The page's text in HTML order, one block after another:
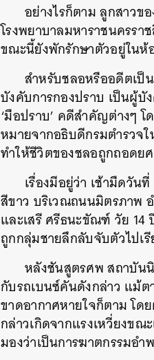
อย่างไรก็ตาม ลูกสาว
โรงพยาบาลมหาราชนครรา
ขณะนี้ยังพักรักษาตัวอยู่ในห้
สำหรับชลอหรืออดีตเป็
บังคับการกองปราบ เป็นผู้บั
‘มือปราบ’ คดีสำคัญต่างๆ
หมายจากอธิบดีกรมตำรวจ
ทำให้ชีวิตของชลอถูกถอดย
เรื่องมีอยู่ว่า เช้ามืดวั
สีขาว บริเวณถนนมิตรภาพ
และเสรี ศรีธนะขัณฑ์ วัย
ถูกกลุ่มชายลึกลับจับตัวไปเ
หลังชันสูตรศพ สถาบันนิ
กับรถเบนซ์คันดังกล่าว แม้ต
ขาดอากาศหายใจก็ตาม โด
กล่าวเกิดจากแรงเหวี่ยงข
มองว่าเป็นการฆาตกรรมอำ